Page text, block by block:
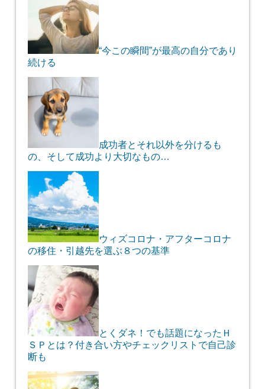
“今この瞬間”が最高の自分であり
続ける
成功者とそれ以外を分けるも
の、そして成功より大切なもの…
ウィズコロナ・アフターコロナ
の移住・引越先を選ぶ８つの基準
とくダネ！でも話題になったＨ
ＳＰとは？付き合い方やチェックリストで自己診
断も